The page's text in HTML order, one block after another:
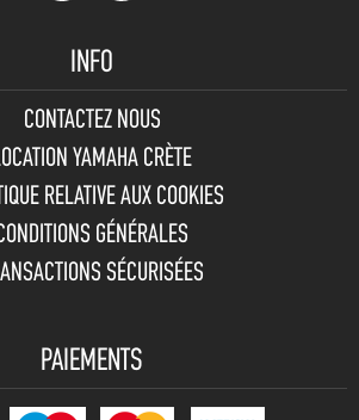
INFO
CONTACTEZ NOUS
YAMAHA CRÈTE
RELATIVE AUX COOKIES
GÉNÉRALES
SÉCURISÉES
PAIEMENTS